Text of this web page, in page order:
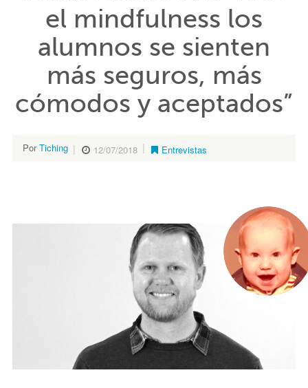
el mindfulness los
alumnos se sienten
más seguros, más
cómodos y aceptados”
PorTiching 12/07/2018 Entrevistas